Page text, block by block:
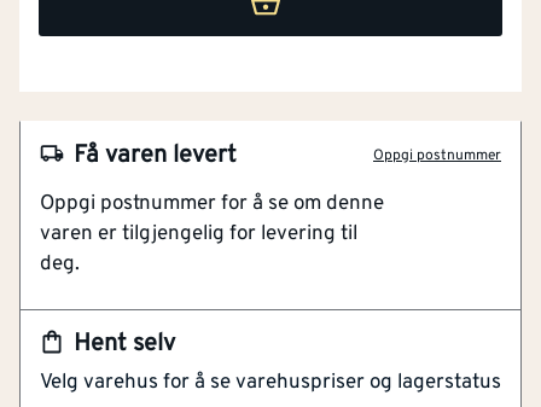
Hent selv
Velg varehus for å se varehuspriser og lagerstatus
Få varen levert Oppgi postnummer
Oppgi postnummer for å se om denne
varen er tilgjengelig for levering til
deg.
NOBB 55081225
Artikkelnummer
Rund underlagsskive
Syrefast rustfritt stål
DIN 125A
Tykkelse [mm]
Ytre diameter [mm] 12
Indre diameter
Fasettform
Herdet Nei